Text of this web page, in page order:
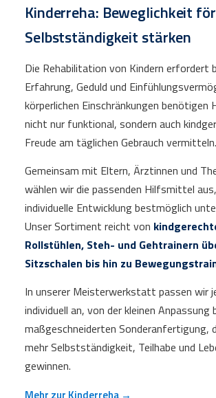
Kinderreha: Beweglichkeit
Selbstständigkeit stärken
Die Rehabilitation von Kindern erfordert
Erfahrung, Geduld und
körperlichen Einschränkungen
nicht nur funktional, sondern auch
Freude am täglichen Gebrauch vermitteln.
Gemeinsam mit Eltern, Ärztinnen und
wählen wir die passenden Hilfsmittel
individuelle Entwicklung bestmöglich
Unser Sortiment reicht von
Rollstühlen, Steh- und Gehtrainern
Sitzschalen bis hin zu
In unserer Meisterwerkstatt passen wir
individuell an, von der kleinen Anpassung
maßgeschneiderten Sonderanfertigung,
mehr Selbstständigkeit, Teilhabe und
gewinnen.